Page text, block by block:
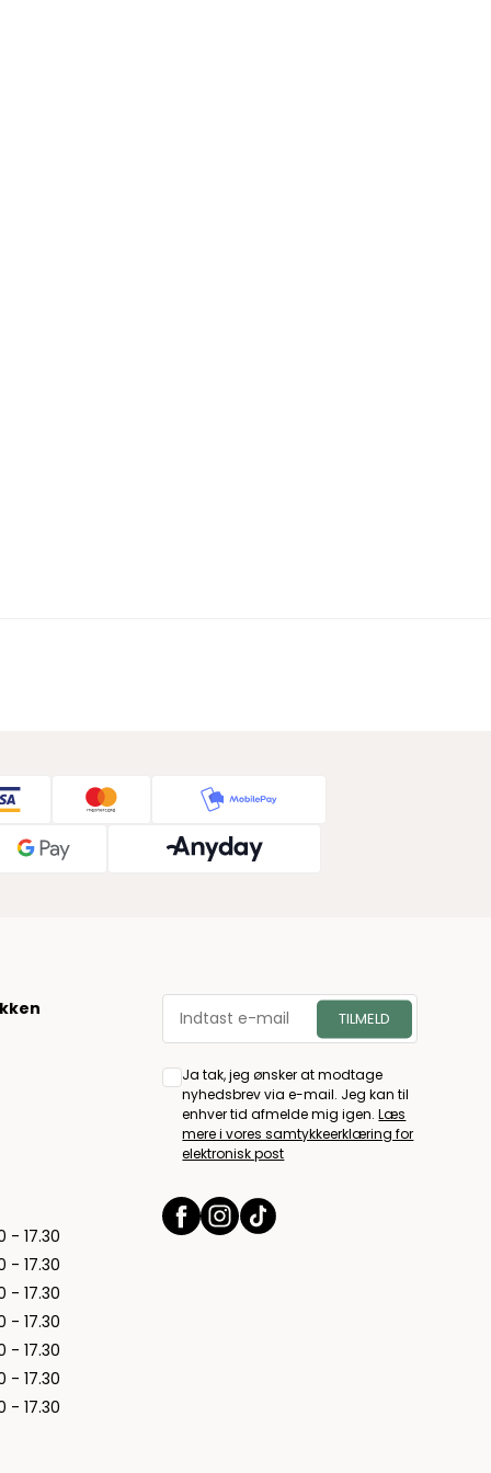
- 17.30
- 17.30
- 17.30
- 17.30
- 17.30
- 17.30
- 17.30
Ja tak, jeg ønsker at modtage
nyhedsbrev via e-mail. Jeg kan til
enhver tid afmelde mig igen.Læs
mere i vores samtykkeerklæring for
elektronisk post